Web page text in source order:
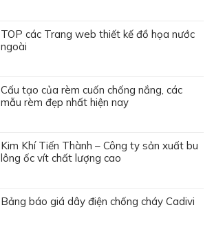
TOP các Trang web thiết kế đồ họa nước
ngoài
Cấu tạo của rèm cuốn chống nắng, các
mẫu rèm đẹp nhất hiện nay
Kim Khí Tiến Thành – Công ty sản xuất bu
lông ốc vít chất lượng cao
Bảng báo giá dây điện chống cháy Cadivi